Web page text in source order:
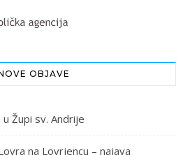
OBJAVE
Župi sv. Andrije
na Lovrjencu – najava